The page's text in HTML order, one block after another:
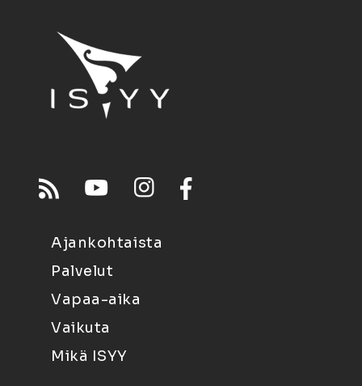
Ajankohtaista
Palvelut
Vapaa-aika
Vaikuta
Mikä ISYY